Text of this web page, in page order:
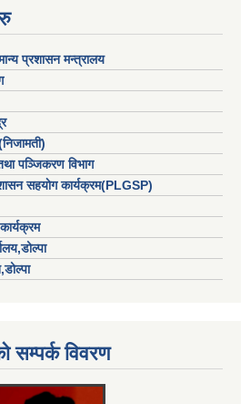
प्रशासन मन्त्रालय
पञ्जिकरण विभाग
सहयाेग कार्यक्रम(PLGSP)
सम्पर्क विवरण